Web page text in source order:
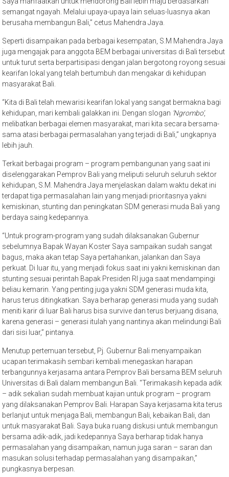
semangat ngayah. Melalui upaya-upaya lain seluas-luasnya akan
berusaha membangun Bali,” cetus Mahendra Jaya.
Seperti disampaikan pada berbagai kesempatan, S.M Mahendra Jaya
juga mengajak para anggota BEM berbagai universitas di Bali tersebut
untuk turut serta berpartisipasi dengan jalan bergotong royong sesuai
kearifan lokal yang telah bertumbuh dan mengakar di kehidupan
masyarakat Bali.
“Kita di Bali telah mewarisi kearifan lokal yang sangat bermakna bagi
kehidupan, mari kembali galakkan ini. Dengan slogan ‘Ngrombo’,
melibatkan berbagai elemen masyarakat, mari kita secara bersama-
sama atasi berbagai permasalahan yang terjadi di Bali,” ungkapnya
lebih jauh.
Terkait berbagai program – program pembangunan yang saat ini
diselenggarakan Pemprov Bali yang meliputi seluruh seluruh sektor
kehidupan, S.M. Mahendra Jaya menjelaskan dalam waktu dekat ini
terdapat tiga permasalahan lain yang menjadi prioritasnya yakni
kemiskinan, stunting dan peningkatan SDM generasi muda Bali yang
berdaya saing kedepannya.
“Untuk program-program yang sudah dilaksanakan Gubernur
sebelumnya Bapak Wayan Koster Saya sampaikan sudah sangat
bagus, maka akan tetap Saya pertahankan, jalankan dan Saya
perkuat. Di luar itu, yang menjadi fokus saat ini yakni kemiskinan dan
stunting sesuai perintah Bapak Presiden RI juga saat mendampingi
beliau kemarin. Yang penting juga yakni SDM generasi muda kita,
harus terus ditingkatkan. Saya berharap generasi muda yang sudah
meniti karir di luar Bali harus bisa survive dan terus berjuang disana,
karena generasi – generasi itulah yang nantinya akan melindungi Bali
dari sisi luar,” pintanya.
Menutup pertemuan tersebut, Pj. Gubernur Bali menyampaikan
ucapan terimakasih sembari kembali menegaskan harapan
terbangunnya kerjasama antara Pemprov Bali bersama BEM seluruh
Universitas di Bali dalam membangun Bali. “Terimakasih kepada adik
– adik sekalian sudah membuat kajian untuk program – program
yang dilaksanakan Pemprov Bali. Harapan Saya kerjasama kita terus
berlanjut untuk menjaga Bali, membangun Bali, kebaikan Bali, dan
untuk masyarakat Bali. Saya buka ruang diskusi untuk membangun
bersama adik-adik, jadi kedepannya Saya berharap tidak hanya
permasalahan yang disampaikan, namun juga saran – saran dan
masukan solusi terhadap permasalahan yang disampaikan,”
pungkasnya berpesan.